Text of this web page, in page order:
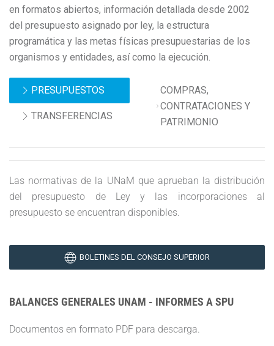
en formatos abiertos, información detallada desde 2002
del presupuesto asignado por ley, la estructura
programática y las metas físicas presupuestarias de los
organismos y entidades, así como la ejecución.
PRESUPUESTOS
TRANSFERENCIAS
COMPRAS,
CONTRATACIONES Y
PATRIMONIO
Las normativas de la UNaM que aprueban la distribución
del presupuesto de Ley y las incorporaciones al
presupuesto se encuentran disponibles.
BOLETINES DEL CONSEJO SUPERIOR
BALANCES GENERALES UNAM - INFORMES A SPU
Documentos en formato PDF para descarga.